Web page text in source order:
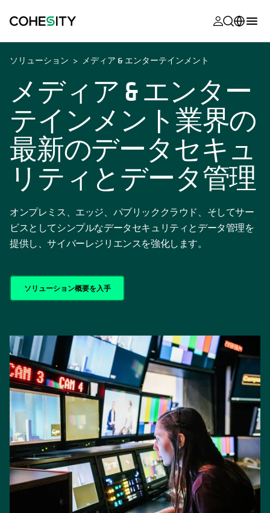
新しいタ
新しいタ
新しいタ
サポート
新しいタ
製品に関す
ドキュメ
新しいタ
アカデミー
新しいタ
Cohesity
Community
新しいタ
新しいタ
Deutsch (Germany)
Français (France)
Português (Brazil)
한국어 (South
Korea)
Español (Spain)
ソリューション メディア & エンターテインメント
メディア & エンター
テインメント業界の
最新のデータセキュ
リティとデータ管理
オンプレミス、エッジ、パブリッククラウド、そしてサー
ビスとしてシンプルなデータセキュリティとデータ管理を
提供し、サイバーレジリエンスを強化します。
ソリューション概要を入手